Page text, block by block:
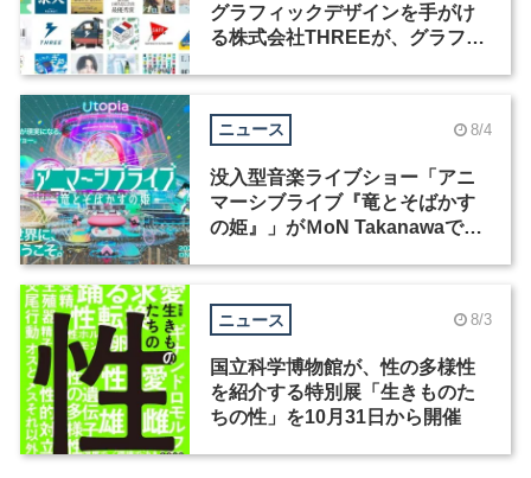
グラフィックデザインを手がけ
る株式会社THREEが、グラフィ
ニュース 8/4
没入型音楽ライブショー「アニ
マーシブライブ『竜とそばかす
の姫』」がＭoN Takanawaで開
ニュース 8/3
国立科学博物館が、性の多様性
を紹介する特別展「生きものた
ちの性」を10月31日から開催